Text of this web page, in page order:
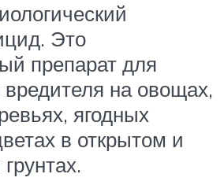
Это
препарат для
на овощах,
ягодных
в открытом и